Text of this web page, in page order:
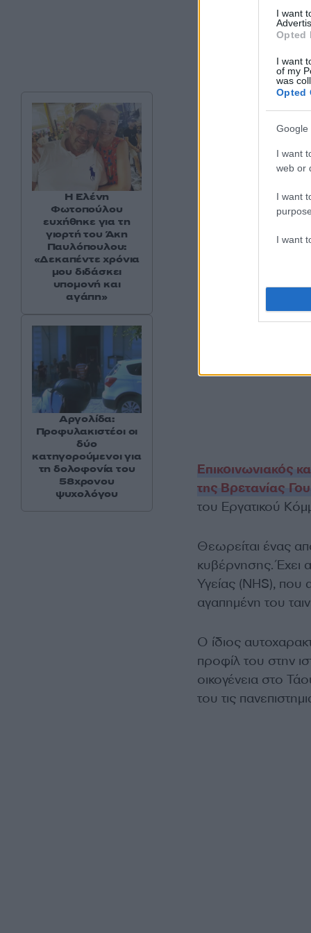
I want
Opted
I want
of my
was
Opted
Google
I want
web or
I want
I want
Επικοινωνιακός
της Βρετανίας
του Εργατικού
Θεωρείται ένας
κυβέρνησης. Έχει
Υγείας (NHS), που
αγαπημένη του
Ο ίδιος
προφίλ του στην
οικογένεια στο
του τις
Η Ελένη
Φωτοπούλου
ευχήθηκε για τη
γιορτή του Άκη
Παυλόπουλου:
«Δεκαπέντε χρόνια
μου διδάσκει
υπομονή και
αγάπη»
Αργολίδα:
Προφυλακιστέοι οι
δύο
κατηγορούμενοι για
τη δολοφονία του
58χρονου
ψυχολόγου